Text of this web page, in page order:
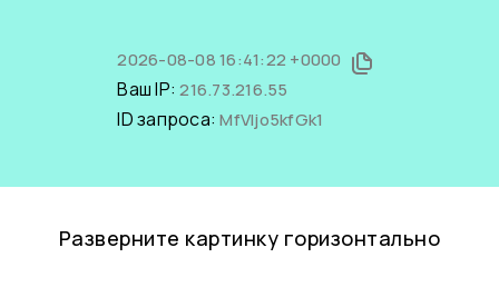
2026-08-08 16:41:22 +0000
Ваш IP:216.73.216.55
ID запроса:MfVljo5kfGk1
Разверните картинку горизонтально